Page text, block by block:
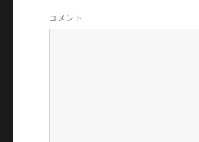
コメント